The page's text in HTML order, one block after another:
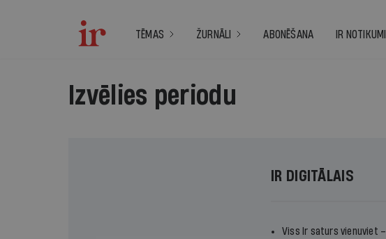
TĒMAS ŽURNĀLI ABONĒŠANA IR NOTIKUMI
Izvēlies periodu
IR DIGITĀLAIS
Viss Ir saturs vienuviet –